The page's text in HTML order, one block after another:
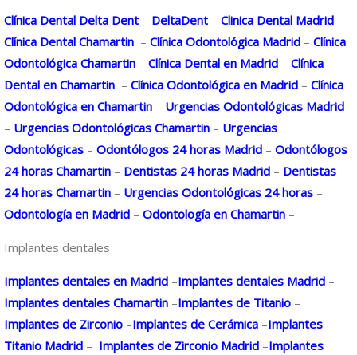
Clínica Dental Delta Dent – DeltaDent – Clinica Dental Madrid –
Clínica Dental Chamartin – Clínica Odontológica Madrid – Clínica
Odontológica Chamartin – Clínica Dental en Madrid – Clínica
Dental en Chamartin – Clínica Odontológica en Madrid – Clínica
Odontológica en Chamartin – Urgencias Odontológicas Madrid
– Urgencias Odontológicas Chamartin – Urgencias
Odontológicas – Odontólogos 24 horas Madrid – Odontólogos
24 horas Chamartin – Dentistas 24 horas Madrid – Dentistas
24 horas Chamartin – Urgencias Odontológicas 24 horas –
Odontología en Madrid – Odontología en Chamartin –
Implantes dentales
Implantes dentales en Madrid –Implantes dentales Madrid –
Implantes dentales Chamartin –Implantes de Titanio –
Implantes de Zirconio –Implantes de Cerámica –Implantes
Titanio Madrid – Implantes de Zirconio Madrid –Implantes